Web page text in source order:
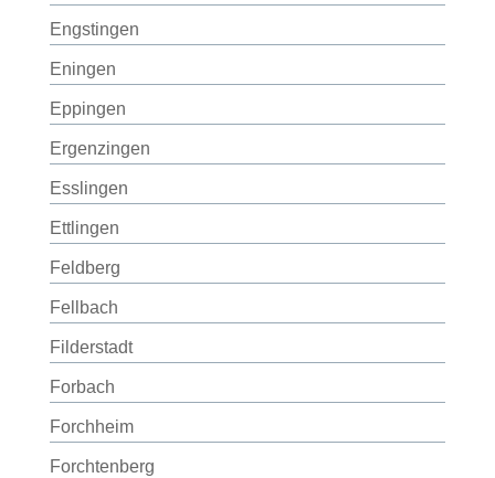
Engstingen
Eningen
Eppingen
Ergenzingen
Esslingen
Ettlingen
Feldberg
Fellbach
Filderstadt
Forbach
Forchheim
Forchtenberg